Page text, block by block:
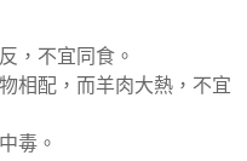
，不宜同食。
相配，而羊肉大熱，不宜
毒。